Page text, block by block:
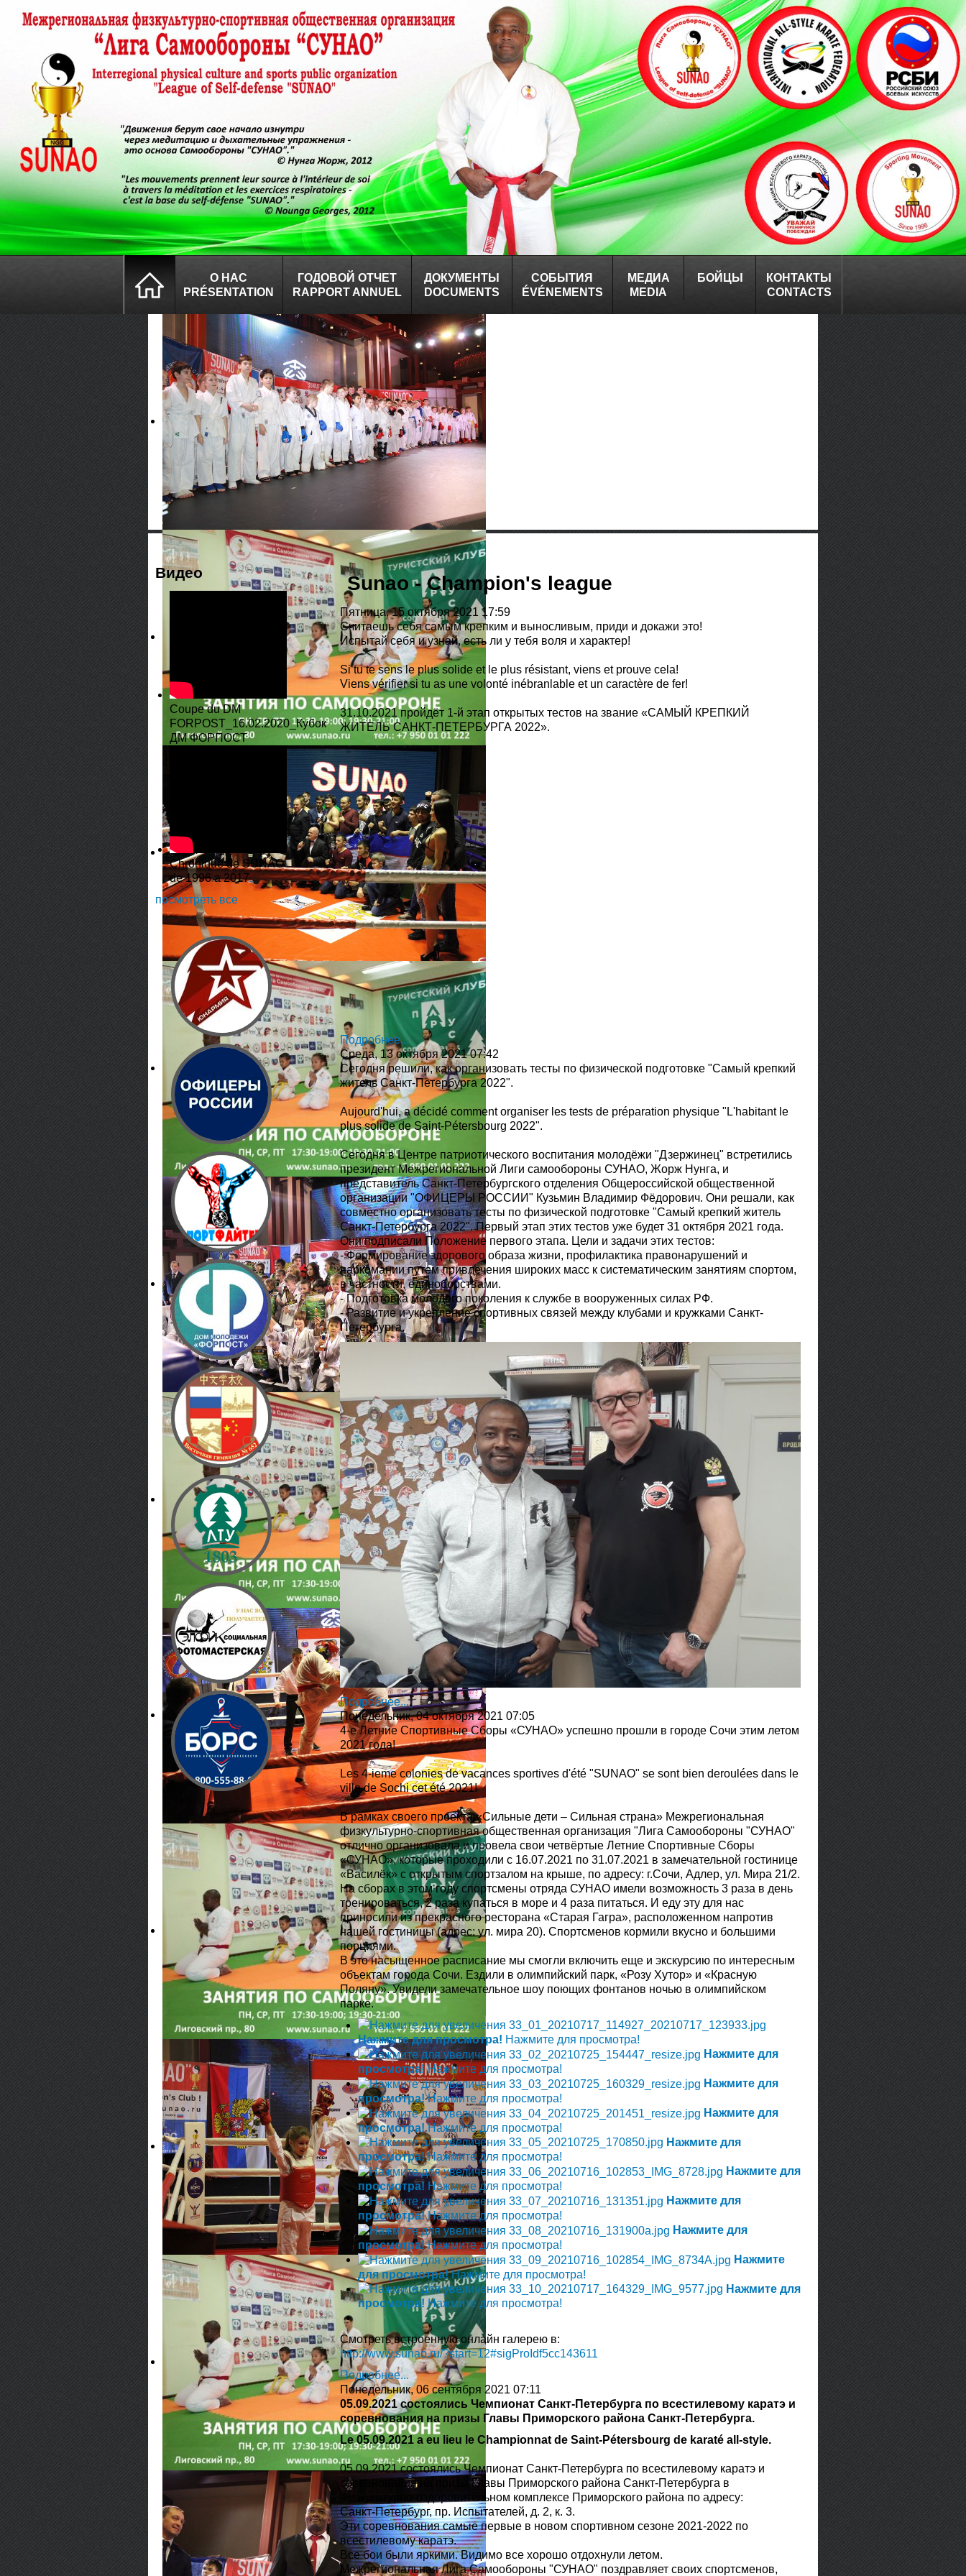
О НАС
PRÉSENTATION
ГОДОВОЙ ОТЧЕТ
RAPPORT ANNUEL
ДОКУМЕНТЫ
DOCUMENTS
СОБЫТИЯ
ÉVÉNEMENTS
МЕДИА
MEDIA
БОЙЦЫ
КОНТАКТЫ
CONTACTS
Sunao - Champion's league
Пятница, 15 октября 2021 17:59
Считаешь себя самым крепким и выносливым, приди и докажи это!
Испытай себя и узнай, есть ли у тебя воля и характер!
Si tu te sens le plus solide et le plus résistant, viens et prouve cela!
Viens vérifier si tu as une volonté inébranlable et un caractère de fer!
31.10.2021 пройдёт 1-й этап открытых тестов на звание «САМЫЙ КРЕПКИЙ
ЖИТЕЛЬ САНКТ-ПЕТЕРБУРГА 2022».
Подробнее...
Среда, 13 октября 2021 07:42
Сегодня решили, как организовать тесты по физической подготовке "Самый крепкий
житель Санкт-Петербурга 2022".
Aujourd'hui, a décidé comment organiser les tests de préparation physique "L'habitant le
plus solide de Saint-Pétersbourg 2022".
Сегодня в Центре патриотического воспитания молодёжи "Дзержинец" встретились
президент Межрегиональной Лиги самообороны СУНАО, Жорж Нунга, и
представитель Санкт-Петербургского отделения Общероссийской общественной
организации "ОФИЦЕРЫ РОССИИ" Кузьмин Владимир Фёдорович. Они решали, как
совместно организовать тесты по физической подготовке "Самый крепкий житель
Санкт-Петербурга 2022". Первый этап этих тестов уже будет 31 октября 2021 года.
Они подписали Положение первого этапа. Цели и задачи этих тестов:
- Формирование здорового образа жизни, профилактика правонарушений и
наркомании путем привлечения широких масс к систематическим занятиям спортом,
в частности, единоборствами.
- Подготовка молодого поколения к службе в вооруженных силах РФ.
- Развитие и укрепление спортивных связей между клубами и кружками Санкт-
Петербурга.
Подробнее...
Понедельник, 04 октября 2021 07:05
4-е Летние Спортивные Сборы «СУНАО» успешно прошли в городе Сочи этим летом
2021 года!
Les 4-ieme colonies de vacances sportives d'été "SUNAO" se sont bien deroulées dans le
ville de Sochi cet été 2021!
В рамках своего проекта «Сильные дети – Сильная страна» Межрегиональная
физкультурно-спортивная общественная организация "Лига Самообороны "СУНАО"
отлично организовала и провела свои четвёртые Летние Спортивные Сборы
«СУНАО», которые проходили с 16.07.2021 по 31.07.2021 в замечательной гостинице
«Василёк» с открытым спортзалом на крыше, по адресу: г.Сочи, Адлер, ул. Мира 21/2.
На сборах в этом году спортсмены отряда СУНАО имели возможность 3 раза в день
тренироваться, 2 раза купаться в море и 4 раза питаться. И еду эту для нас
приносили из прекрасного ресторана «Старая Гагра», расположенном напротив
нашей гостиницы (адрес: ул. мира 20). Спортсменов кормили вкусно и большими
порциями.
В это насыщенное расписание мы смогли включить еще и экскурсию по интересным
объектам города Сочи. Ездили в олимпийский парк, «Розу Хутор» и «Красную
Поляну». Увидели замечательное шоу поющих фонтанов ночью в олимпийском
парке.
Нажмите для просмотра! Нажмите для просмотра!
Нажмите для
просмотра! Нажмите для просмотра!
Нажмите для
просмотра! Нажмите для просмотра!
Нажмите для
просмотра! Нажмите для просмотра!
Нажмите для
просмотра! Нажмите для просмотра!
Нажмите для
просмотра! Нажмите для просмотра!
Нажмите для
просмотра! Нажмите для просмотра!
Нажмите для
просмотра! Нажмите для просмотра!
Нажмите
для просмотра! Нажмите для просмотра!
Нажмите для
просмотра! Нажмите для просмотра!
Смотреть встроенную онлайн галерею в:
http://www.sunao.ru/?start=12#sigProIdf5cc143611
Подробнее...
Понедельник, 06 сентября 2021 07:11
05.09.2021 состоялись Чемпионат Санкт-Петербурга по всестилевому каратэ и
соревнования на призы Главы Приморского района Санкт-Петербурга.
Le 05.09.2021 a eu lieu le Championnat de Saint-Pétersbourg de karaté all-style.
05.09.2021 состоялись Чемпионат Санкт-Петербурга по всестилевому каратэ и
соревнования на призы Главы Приморского района Санкт-Петербурга в
Физкультурно-оздоровительном комплексе Приморского района по адресу:
Санкт-Петербург, пр. Испытателей, д. 2, к. 3.
Эти соревнования самые первые в новом спортивном сезоне 2021-2022 по
всестилевому каратэ.
Все бои были яркими. Видимо все хорошо отдохнули летом.
Межрегиональная Лига Самообороны "СУНАО" поздравляет своих спортсменов,
Видео
Coupe du DM
FORPOST_16.02.2020_Кубок
ДМ ФОРПОСТ
Chronique de SUNAO
de 1996 a 2017
посмотреть все